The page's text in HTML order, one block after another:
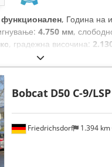
, Година на
4.750 мм,
, градежна височина:
, должина на вилушките:
Elektro, градежна ширина:
Friedrichsdorf 1.394 km
Bobcat D50 C-9/